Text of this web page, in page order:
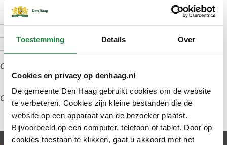
Toestemming Details Over
Cookies en privacy op denhaag.nl
De gemeente Den Haag gebruikt cookies om de website
te verbeteren. Cookies zijn kleine bestanden die de
website op een apparaat van de bezoeker plaatst.
Bijvoorbeeld op een computer, telefoon of tablet. Door op
cookies toestaan te klikken, gaat u akkoord met het
Contact
Gepubliceerd: 7 mei 2025
Gewijzigd: 5 juni 2026